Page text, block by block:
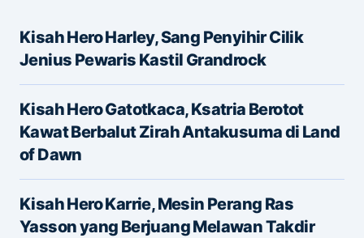
Alamat email Anda tidak akan dipublikasikan.
Ruas yang wajib ditandai*
Message*
Kisah Hero Harley, Sang Penyihir Cilik
Jenius Pewaris Kastil Grandrock
Kisah Hero Gatotkaca, Ksatria Berotot
Kawat Berbalut Zirah Antakusuma di Land
of Dawn
Kisah Hero Karrie, Mesin Perang Ras
Yasson yang Berjuang Melawan Takdir